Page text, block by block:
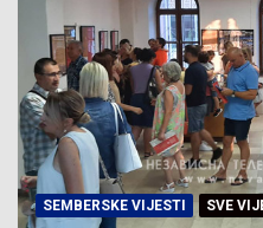
SEMBERSKE VIJESTI SVE